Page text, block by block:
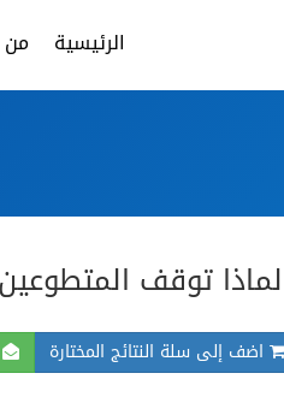
الرئيسية من
لماذا توقف
اضف إلى سلة النتائج المختارة